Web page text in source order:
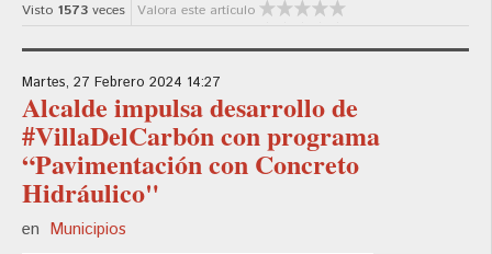
Visto 1573 veces Valora este artículo
Martes, 27 Febrero 2024 14:27
Alcalde impulsa desarrollo de
#VillaDelCarbón con programa
“Pavimentación con Concreto
Hidráulico"
en Municipios